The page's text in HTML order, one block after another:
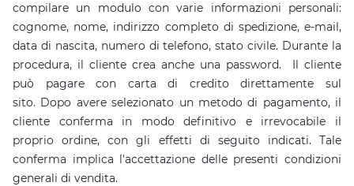
compilare un modulo con varie informazioni personali:
cognome, nome, indirizzo completo di spedizione, e-mail,
data di nascita, numero di telefono, stato civile. Durante la
procedura, il cliente crea anche una password. Il cliente
può pagare con carta di credito direttamente sul
sito. Dopo avere selezionato un metodo di pagamento, il
cliente conferma in modo definitivo e irrevocabile il
proprio ordine, con gli effetti di seguito indicati. Tale
conferma implica l'accettazione delle presenti condizioni
generali di vendita.